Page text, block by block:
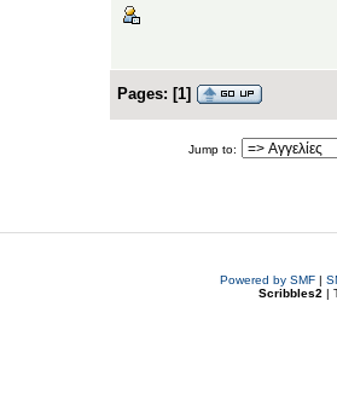
Pages: [1]
Jump to:
Powered by SMF|
Scribbles2 |